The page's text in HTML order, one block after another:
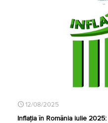
12/08/2025
Inflația în România iulie